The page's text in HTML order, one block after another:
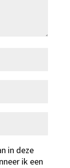
in deze
ik een